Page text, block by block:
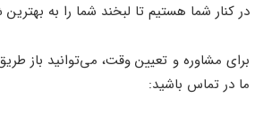
در کنار شما هستیم تا لبخند شما را به
برای مشاوره و تعیین وقت، می‌توانید باز
ما در تماس باشید: